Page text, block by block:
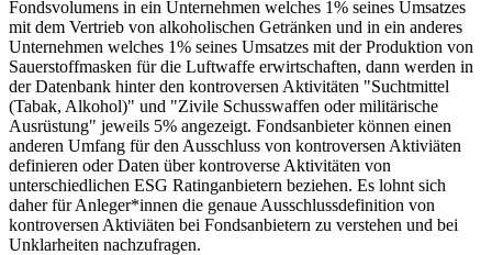
Fondsvolumens in ein Unternehmen welches 1% seines Umsatzes
mit dem Vertrieb von alkoholischen Getränken und in ein anderes
Unternehmen welches 1% seines Umsatzes mit der Produktion von
Sauerstoffmasken für die Luftwaffe erwirtschaften, dann werden in
der Datenbank hinter den kontroversen Aktivitäten "Suchtmittel
(Tabak, Alkohol)" und "Zivile Schusswaffen oder militärische
Ausrüstung" jeweils 5% angezeigt. Fondsanbieter können einen
anderen Umfang für den Ausschluss von kontroversen Aktiviäten
definieren oder Daten über kontroverse Aktivitäten von
unterschiedlichen ESG Ratinganbietern beziehen. Es lohnt sich
daher für Anleger*innen die genaue Ausschlussdefinition von
kontroversen Aktiviäten bei Fondsanbietern zu verstehen und bei
Unklarheiten nachzufragen.